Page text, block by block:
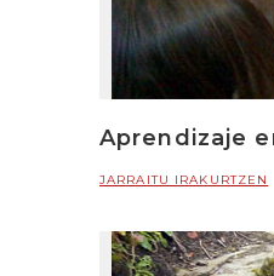
Aprendizaje
JARRAITU IRAKURTZEN